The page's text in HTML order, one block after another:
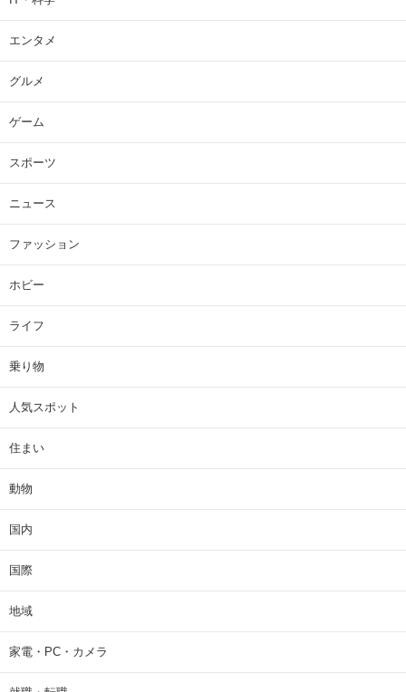
エンタメ
グルメ
ゲーム
スポーツ
ニュース
ファッション
ホビー
ライフ
乗り物
人気スポット
住まい
動物
国内
国際
地域
家電・PC・カメラ